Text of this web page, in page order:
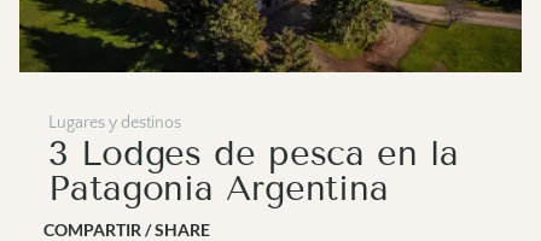
Lugares y destinos
3 Lodges de pesca en la
Patagonia Argentina
COMPARTIR / SHARE